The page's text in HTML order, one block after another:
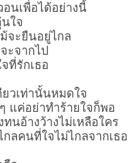
นเพื่อได้อย่างนี้
ใจ
จะยืนอยู่ไกล
ะจากไป
ที่รักเธอ
วเท่านั้นหมดใจ
แค่อย่าทำร้ายใจก็พอ
นอ้างว้างไม่เหลือใคร
ลคนที่ใจไม่ไกลจากเธอ